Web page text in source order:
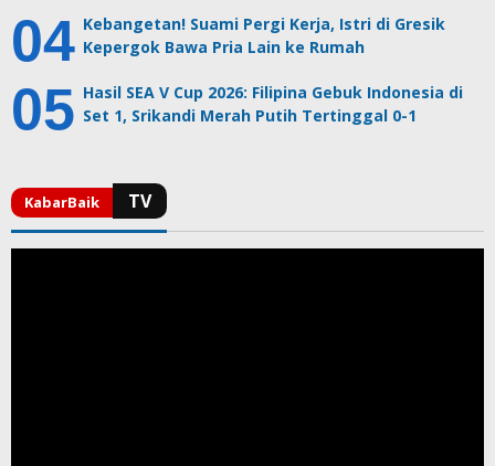
Kebangetan! Suami Pergi Kerja, Istri di Gresik
Kepergok Bawa Pria Lain ke Rumah
Hasil SEA V Cup 2026: Filipina Gebuk Indonesia di
Set 1, Srikandi Merah Putih Tertinggal 0-1